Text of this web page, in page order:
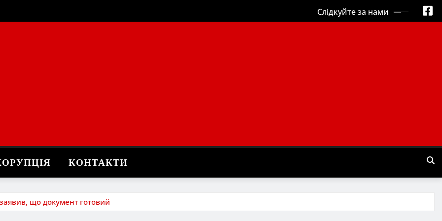
Слідкуйте за нами
КОНТАКТИ
що документ готовий